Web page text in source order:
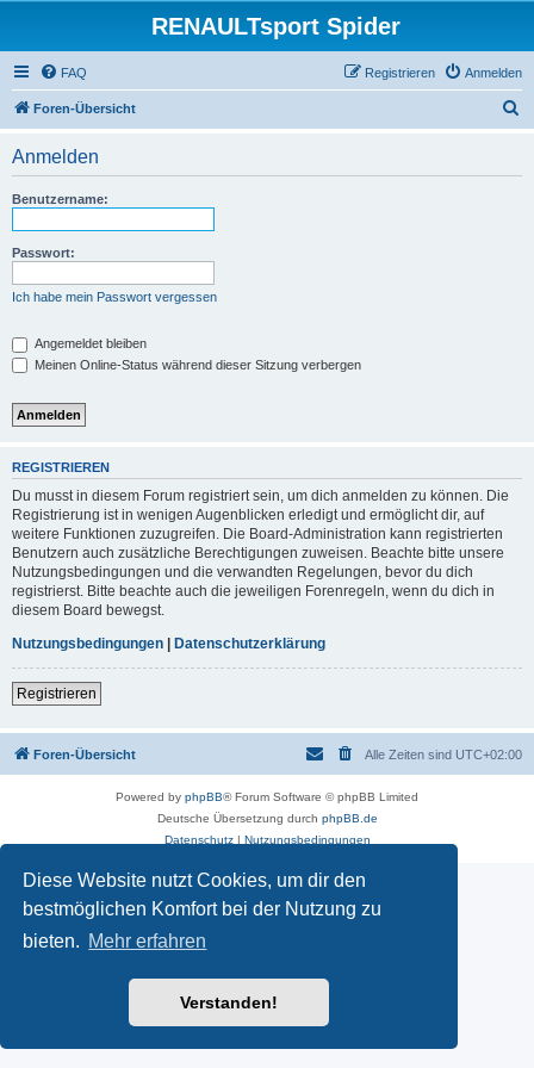
Diese Website nutzt Cookies, um dir den
bestmöglichen Komfort bei der Nutzung zu
bieten. Mehr erfahren
Verstanden!
RENAULTsport Spider
FAQ Anmelden
Registrieren
Foren-Übersicht
Anmelden
Benutzername:
Passwort:
Ich habe mein Passwort vergessen
Angemeldet bleiben
Meinen Online-Status während dieser Sitzung verbergen
REGISTRIEREN
Du musst in diesem Forum registriert sein, um dich anmelden zu können. Die
Registrierung ist in wenigen Augenblicken erledigt und ermöglicht dir, auf
weitere Funktionen zuzugreifen. Die Board-Administration kann registrierten
Benutzern auch zusätzliche Berechtigungen zuweisen. Beachte bitte unsere
Nutzungsbedingungen und die verwandten Regelungen, bevor du dich
registrierst. Bitte beachte auch die jeweiligen Forenregeln, wenn du dich in
diesem Board bewegst.
Nutzungsbedingungen | Datenschutzerklärung
Registrieren
Foren-Übersicht Alle Zeiten sind UTC+02:00
Powered by phpBB® Forum Software © phpBB Limited
Deutsche Übersetzung durch phpBB.de
Datenschutz| Nutzungsbedingungen